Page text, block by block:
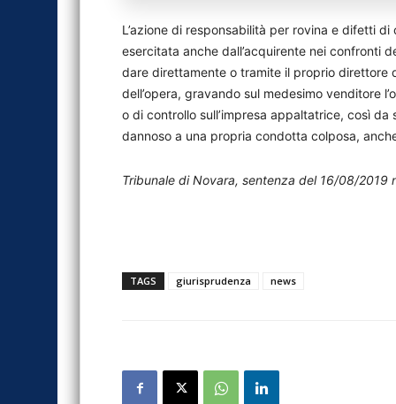
L’azione di responsabilità per rovina e difetti
esercitata anche dall’acquirente nei confronti
dare direttamente o tramite il proprio direttore
dell’opera, gravando sul medesimo venditore
o di controllo sull’impresa appaltatrice, così
dannoso a una propria condotta colposa,
Tribunale di Novara, sentenza del 16/08/2019
TAGS giurisprudenza news